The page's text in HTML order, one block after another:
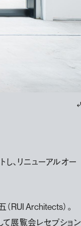
し、リニューアルオー
RUI Architects）。
て展覧会レセプション